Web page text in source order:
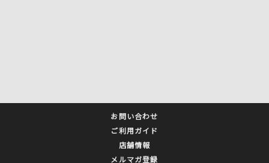
お問い合わせ
ご利用ガイド
店舗情報
メルマガ登録